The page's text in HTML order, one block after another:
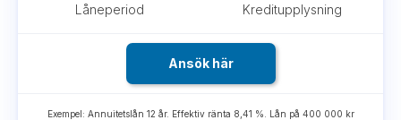
Låneperiod
Kreditupplysning
Ansök här
Exempel: Annuitetslån 12 år. Effektiv ränta 8,41 %. Lån på 400 000 kr